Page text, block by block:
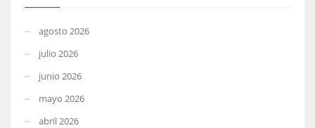
agosto 2026
julio 2026
junio 2026
mayo 2026
abril 2026